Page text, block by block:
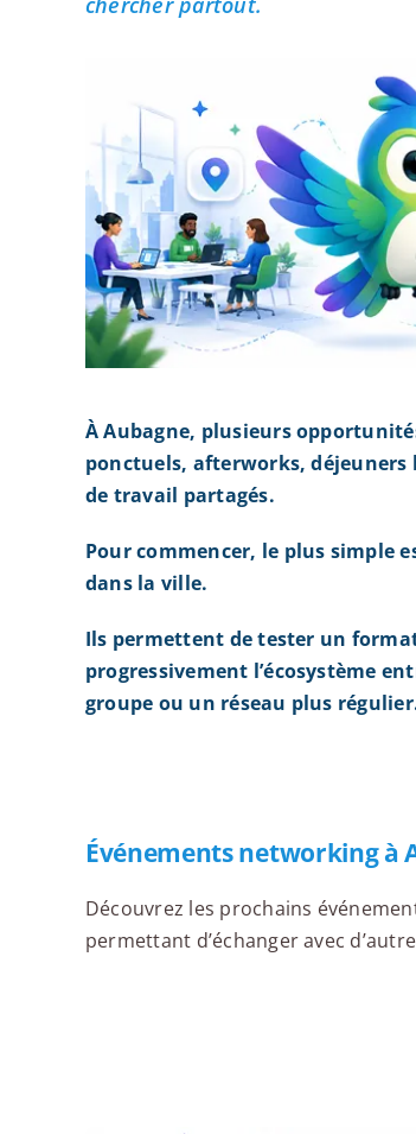
À Aubagne, plusieurs
ponctuels, afterworks,
de travail partagés.
Pour commencer, le plus simple
dans la ville.
Ils permettent de tester un
progressivement l’écosystème
groupe ou un réseau plus
Événements networking à
Découvrez les prochains
permettant d’échanger avec